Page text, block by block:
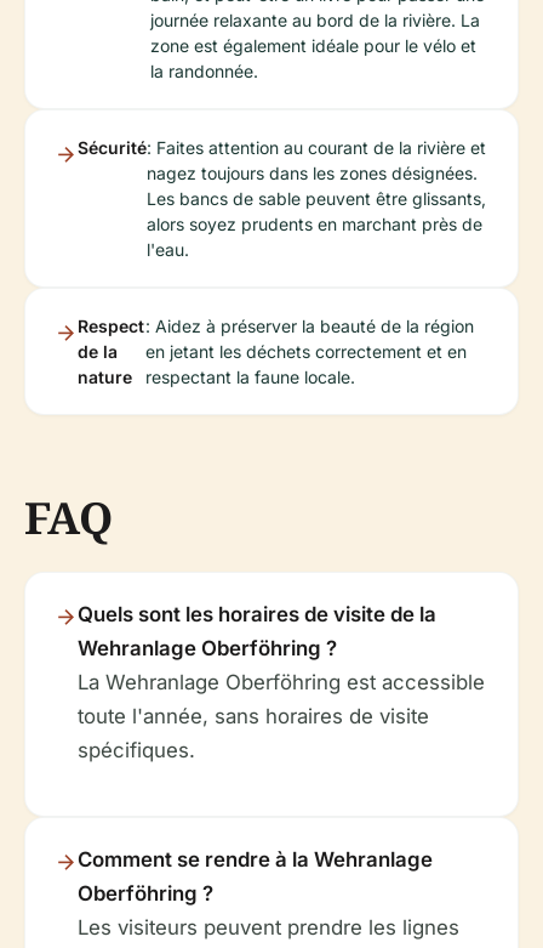
journée relaxante au bord de la rivière. La
zone est également idéale pour le vélo et
la randonnée.
Sécurité: Faites attention au courant de la rivière et
nagez toujours dans les zones désignées.
Les bancs de sable peuvent être glissants,
alors soyez prudents en marchant près de
l'eau.
Respect
de la
nature
: Aidez à préserver la beauté de la région
en jetant les déchets correctement et en
respectant la faune locale.
FAQ
Quels sont les horaires de visite de la
Wehranlage Oberföhring ?
La Wehranlage Oberföhring est accessible
toute l'année, sans horaires de visite
spécifiques.
Comment se rendre à la Wehranlage
Oberföhring ?
Les visiteurs peuvent prendre les lignes